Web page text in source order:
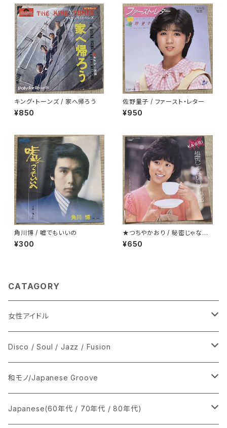
キング・トーンズ / 家へ帰ろう
¥850
佐野量子 / ファースト・レター
¥950
角川博 / 嘘でもいいの
¥300
★つちやかおり / 秘密じゃない
けど秘密
¥650
CATAGORY
女性アイドル
シングル盤
あ行
か行
LP
CD
Disco / Soul / Jazz / Fusion
シングル盤
A
12インチ・シングル
和モノ/Japanese Groove
シングル盤
Japanese(60年代 / 70年代 / 80年代)